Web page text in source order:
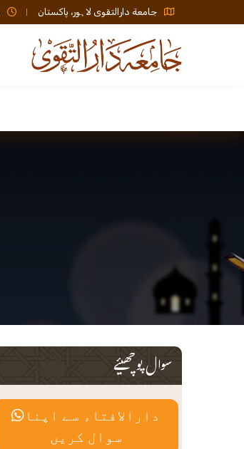
جامعة دارالتقوی لاہور، پاکستان
سوال پوچھیئے
دارالافتاء سے اپنا
سوال کریں